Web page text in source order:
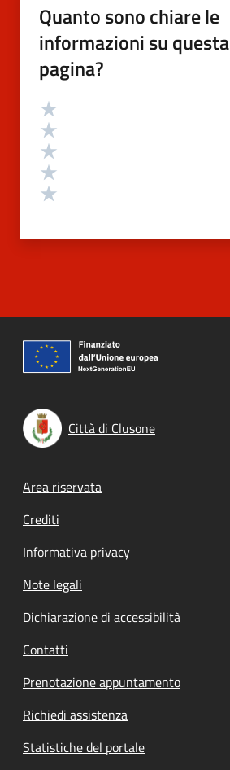
Quanto sono chiare le
informazioni su questa
pagina?
Valutazione
Città di Clusone
Footer menu
Area riservata
Crediti
Informativa privacy
Note legali
Dichiarazione di accessibilità
Contatti
Prenotazione appuntamento
Richiedi assistenza
Statistiche del portale